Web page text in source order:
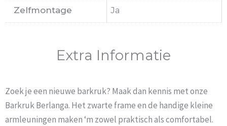
Zelfmontage Ja
Extra Informatie
Zoek je een nieuwe barkruk? Maak dan kennis met onze
Barkruk Berlanga. Het zwarte frame en de handige kleine
armleuningen maken ‘m zowel praktisch als comfortabel.